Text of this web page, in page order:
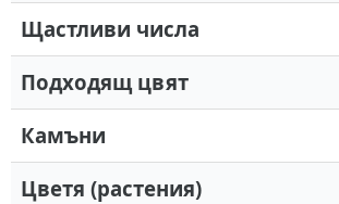
Щастливи числа
Подходящ цвят
Камъни
Цветя (растения)